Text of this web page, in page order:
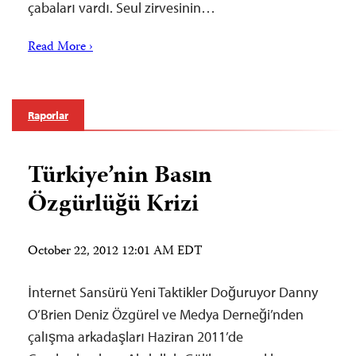
çabaları vardı. Seul zirvesinin…
Read More ›
Raporlar
Türkiye’nin Basın
Özgürlüğü Krizi
October 22, 2012 12:01 AM EDT
İnternet Sansürü Yeni Taktikler Doğuruyor Danny
O’Brien Deniz Özgürel ve Medya Derneği’nden
çalışma arkadaşları Haziran 2011’de